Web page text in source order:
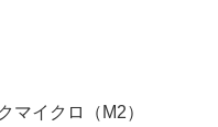
イクロ（M2）